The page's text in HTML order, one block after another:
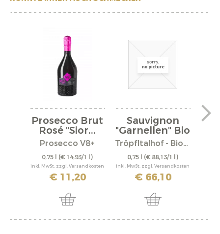
Prosecco Brut
Rosé "Sior...
Prosecco V8+
0,75 l (€ 14,93/1 l)
inkl. MwSt. zzgl. Versandkosten
€ 11,20
Sauvignon
"Garnellen" Bio
2019 Tröpfltalhof - Bioweinhof
0,75 l (€ 88,13/1 l)
inkl. MwSt. zzgl. Versandkosten
€ 66,10